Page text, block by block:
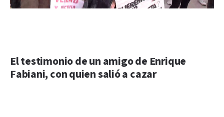
El testimonio de un amigo de Enrique
Fabiani, con quien salió a cazar